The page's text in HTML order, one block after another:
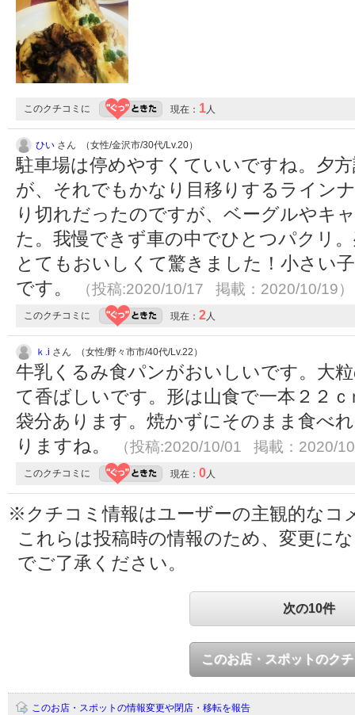
このクチコミに 現在： 1人
ひい さん （女性/金沢市/30代/Lv.20）
駐車場は停めやすくていいですね。夕
が、それでもかなり目移りするライン
り切れだったのですが、ベーグルやキ
た。我慢できず車の中でひとつパクリ
とてもおいしくて驚きました！小さい
です。
（投稿:2020/10/17 掲載：2020/10/19）
このクチコミに 現在： 2人
ｋ.i さん （女性/野々市市/40代/Lv.22）
牛乳くるみ食パンがおいしいです。大
て香ばしいです。形は山食で一本２２
袋分あります。焼かずにそのまま食べ
りますね。
（投稿:2020/10/01 掲載：2020/
このクチコミに 現在： 0人
※クチコミ情報はユーザーの主観的なコ
これらは投稿時の情報のため、変更に
でご了承ください。
次の10件
このお店・スポットのク
このお店・スポットの情報変更や閉店・移転を報告